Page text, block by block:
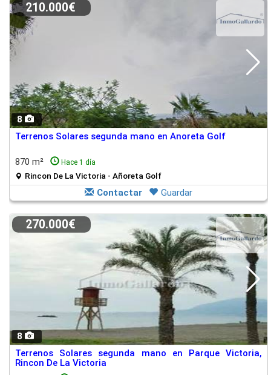
8
210.000€
Terrenos Solares segunda mano en Anoreta Golf
870 m² Hace 1 día
Rincon De La Victoria - Añoreta Golf
Contactar Guardar
8
270.000€
Terrenos Solares segunda mano en Parque Victoria,
Rincon De La Victoria